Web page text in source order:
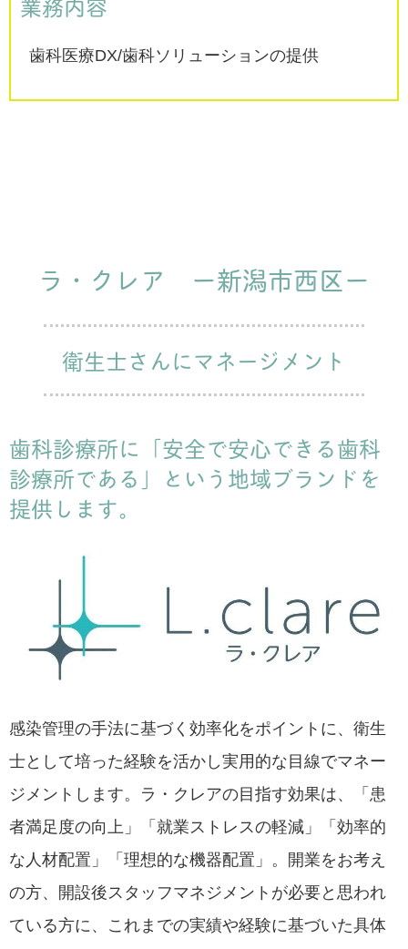
歯科医療DX/歯科ソリューションの提供
ラ・クレア ー新潟市西区ー
衛生士さんにマネージメント
歯科診療所に「安全で安心できる歯科
診療所である」という地域ブランドを
提供します。
感染管理の手法に基づく効率化をポイントに、衛生
士として培った経験を活かし実用的な目線でマネー
ジメントします。ラ・クレアの目指す効果は、「患
者満足度の向上」「就業ストレスの軽減」「効率的
な人材配置」「理想的な機器配置」。開業をお考え
の方、開設後スタッフマネジメントが必要と思われ
ている方に、これまでの実績や経験に基づいた具体